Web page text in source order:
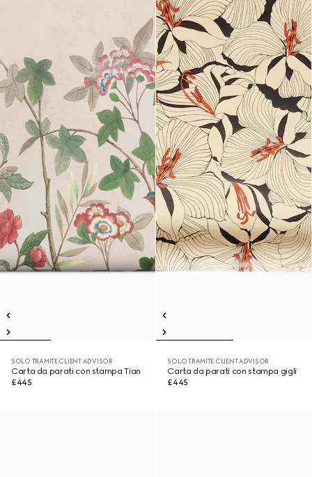
SOLO TRAMITE CLIENT ADVISOR
Carta da parati con stampa Tian
£445
SOLO TRAMITE CLIENT ADVISOR
Carta da parati con stampa gigli
£445